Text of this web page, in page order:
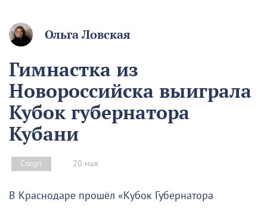
Ольга Ловская
Гимнастка из
Новороссийска выиграла
Кубок губернатора
Кубани
Спорт 20 мая
В Краснодаре прошёл «Кубок Губернатора